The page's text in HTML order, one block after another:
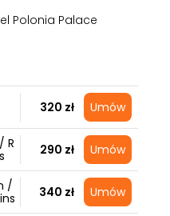
Polonia Palace
320 zł Umów
R
290 zł Umów
/
340 zł Umów